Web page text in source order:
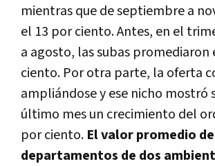
mientras que de septiembre a
el 13 por ciento. Antes, en el
a agosto, las subas promediaron
ciento. Por otra parte, la oferta
ampliándose y ese nicho mostró
último mes un crecimiento del
por ciento. El valor promedio
departamentos de dos